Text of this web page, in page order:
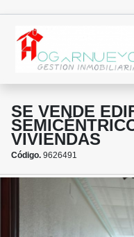
SE VENDE
VIVIENDAS
Código. 9626491